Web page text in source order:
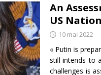
An
US
10 mai 2022
« Putin is
still intends to
challenges is